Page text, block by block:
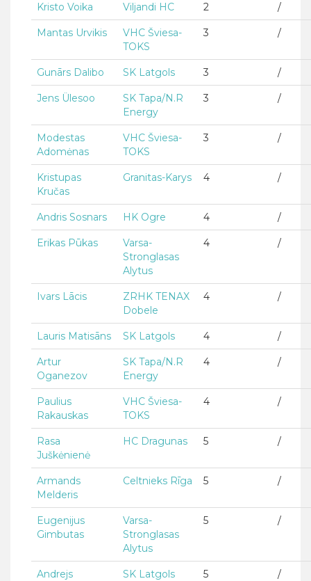
Kristo Voika Viljandi HC 2 /
Mantas Urvikis
VHC Šviesa-
TOKS
3 /
Gunārs Dalibo SK Latgols 3 /
Jens Ülesoo
SK Tapa/N.R
Energy
3 /
Modestas
Adomėnas
VHC Šviesa-
TOKS
3 /
Kristupas
Kručas
Granitas-Karys 4 /
Andris Sosnars HK Ogre 4 /
Erikas Pūkas
Varsa-
Stronglasas
Alytus
4 /
Ivars Lācis
ZRHK TENAX
Dobele
4 /
Lauris Matisāns SK Latgols 4 /
Artur
Oganezov
SK Tapa/N.R
Energy
4 /
Paulius
Rakauskas
VHC Šviesa-
TOKS
4 /
Rasa
Juškėnienė
HC Dragunas 5 /
Armands
Melderis
Celtnieks Rīga 5 /
Eugenijus
Gimbutas
Varsa-
Stronglasas
Alytus
5 /
Andrejs
SK Latgols 5 /